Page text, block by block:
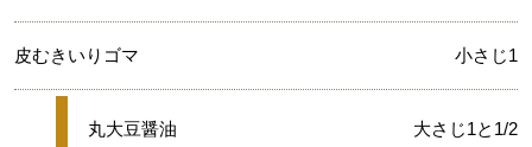
皮むきいりゴマ 小さじ1
★
丸大豆醤油 大さじ1と1/2